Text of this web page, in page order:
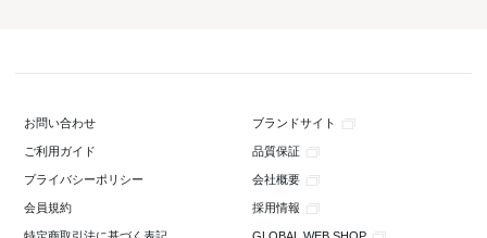
お問い合わせ ブランドサイト
ご利用ガイド 品質保証
プライバシーポリシー 会社概要
会員規約 採用情報